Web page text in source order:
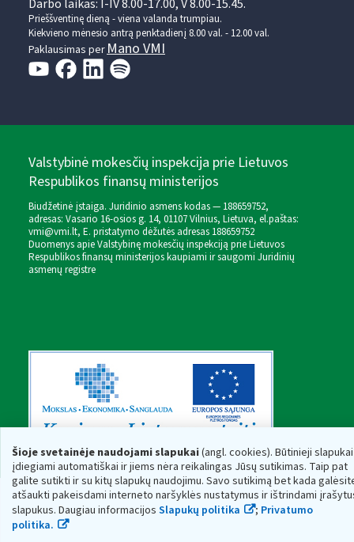
Šioje svetainėje naudojami slapukai(angl. cookies). Būtinieji slapukai
įdiegiami automatiškai ir jiems nėra reikalingas Jūsų sutikimas. Taip pat
galite sutikti ir su kitų slapukų naudojimu. Savo sutikimą bet kada
atšaukti pakeisdami interneto naršyklės nustatymus ir ištrindami
slapukus. Daugiau informacijos Slapukų politika ; Privatumo
politika.
Darbo laikas: I-IV 8.00-17.00, V 8.00-15.45.
Prieššventinę dieną - viena valanda trumpiau.
Kiekvieno mėnesio antrą penktadienį 8.00 val. - 12.00 val.
Paklausimas perMano VMI
Valstybinė mokesčių inspekcija prie Lietuvos
Respublikos finansų ministerijos
Biudžetinė įstaiga. Juridinio asmens kodas — 188659752,
adresas: Vasario 16-osios g. 14, 01107 Vilnius, Lietuva, el.paštas:
vmi@vmi.lt, E. pristatymo dėžutės adresas 188659752
Duomenys apie Valstybinę mokesčių inspekciją prie Lietuvos
Respublikos finansų ministerijos kaupiami ir saugomi Juridinių
asmenų registre